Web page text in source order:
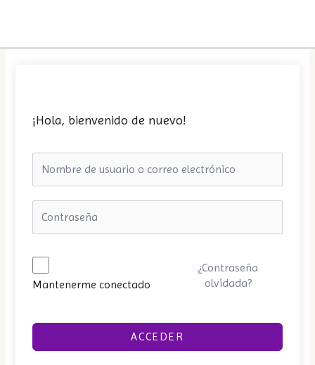
contenido
¡Hola, bienvenido de nuevo!
Mantenerme conectado
¿Contraseña
olvidada?
ACCEDER